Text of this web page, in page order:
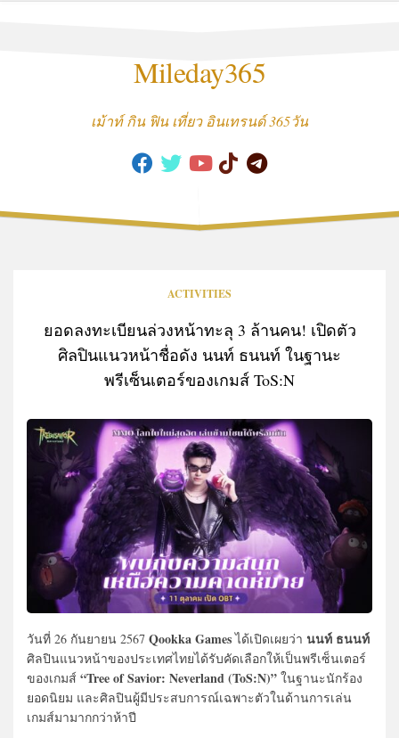
Mileday365
เม้าท์ กิน ฟิน เที่ยว อินเทรนด์ 365วัน
ACTIVITIES
ยอดลงทะเบียนล่วงหน้าทะลุ 3 ล้านคน! เปิดตัว
ศิลปินแนวหน้าชื่อดัง นนท์ ธนนท์ ในฐานะ
พรีเซ็นเตอร์ของเกมส์ ToS:N
วันที่ 26 กันยายน 2567 Qookka Gamesได้เปิดเผยว่า นนท์ ธนนท์
ศิลปินแนวหน้าของประเทศไทยได้รับคัดเลือกให้เป็นพรีเซ็นเตอร์
ของเกมส์ “Tree of Savior: Neverland (ToS:N)” ในฐานะนักร้อง
ยอดนิยม และศิลปินผู้มีประสบการณ์เฉพาะตัวในด้านการเล่น
เกมส์มามากกว่าห้าปี